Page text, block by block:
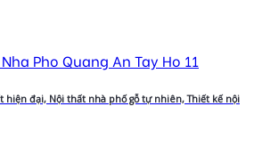
hiện đại, Nội thất nhà phố gỗ tự nhiên, Thiết kế nội